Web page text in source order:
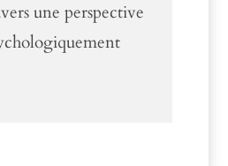
une perspective